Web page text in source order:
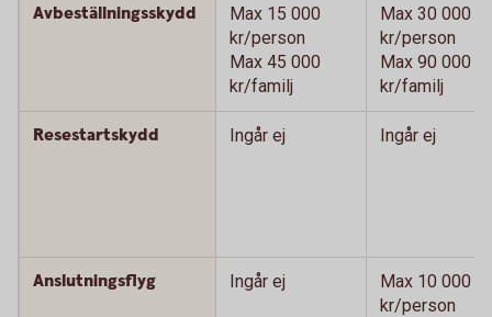
Avbeställningsskydd
Max 15 000
kr/person
Max 45 000
kr/familj
Max 30 000
kr/person
Max 90 000
kr/familj
Resestartskydd Ingår ej Ingår ej
Anslutningsflyg Ingår ej
Max 10 000
kr/person